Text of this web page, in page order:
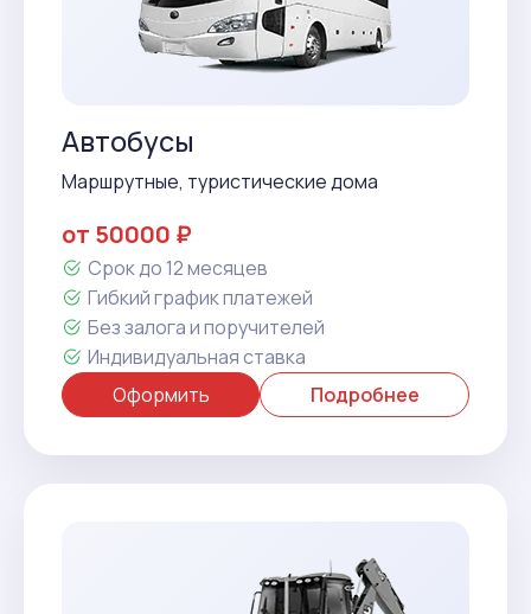
Автобусы
Маршрутные, туристические дома
от 50000 ₽
Срок до 12 месяцев
Гибкий график платежей
Без залога и поручителей
Индивидуальная ставка
Оформить
Подробнее